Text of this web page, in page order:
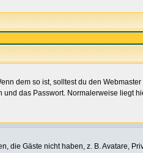
dem so ist, solltest du den
das Passwort. Normalerweise liegt
die Gäste nicht haben, z. B. Avatare,